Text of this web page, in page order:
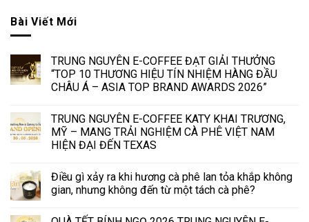
Bài Viết Mới
TRUNG NGUYÊN E-COFFEE ĐẠT GIẢI THƯỞNG
“TOP 10 THƯƠNG HIỆU TÍN NHIỆM HÀNG ĐẦU
CHÂU Á – ASIA TOP BRAND AWARDS 2026”
TRUNG NGUYÊN E-COFFEE KATY KHAI TRƯƠNG,
MỸ – MANG TRẢI NGHIỆM CÀ PHÊ VIỆT NAM
HIỆN ĐẠI ĐẾN TEXAS
Điều gì xảy ra khi hương cà phê lan tỏa khắp không
gian, nhưng không đến từ một tách cà phê?